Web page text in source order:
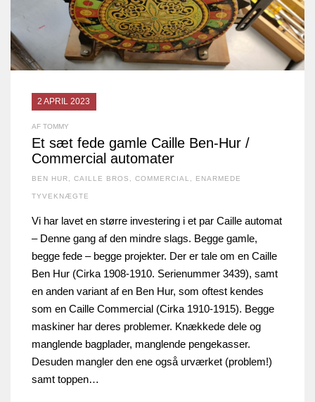
2 APRIL 2023
AF TOMMY
Et sæt fede gamle Caille Ben-Hur /
Commercial automater
BEN HUR CAILLE BROS COMMERCIAL ENARMEDE
TYVEKNÆGTE
Vi har lavet en større investering i et par Caille automat
– Denne gang af den mindre slags. Begge gamle,
begge fede – begge projekter. Der er tale om en Caille
Ben Hur (Cirka 1908-1910. Serienummer 3439), samt
en anden variant af en Ben Hur, som oftest kendes
som en Caille Commercial (Cirka 1910-1915). Begge
maskiner har deres problemer. Knækkede dele og
manglende bagplader, manglende pengekasser.
Desuden mangler den ene også urværket (problem!)
samt toppen…